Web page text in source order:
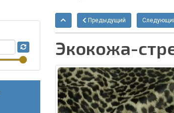
Предыдущий
Экокожа-